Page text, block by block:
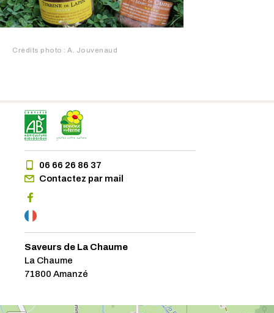
Crédits photo : A. Jouvenaud
06 66 26 86 37
Contactez par mail
Saveurs de La Chaume
La Chaume
71800 Amanzé